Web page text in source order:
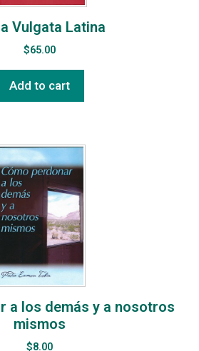
Vulgata Latina
$65.00
Add to cart
a los demás y a nosotros
mismos
$8.00